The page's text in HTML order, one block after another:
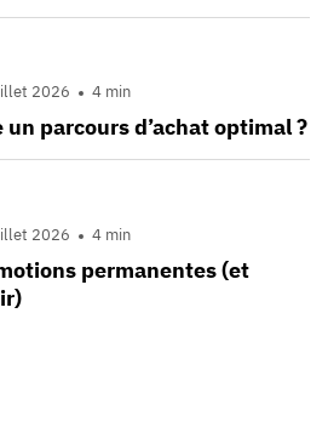
2026 4 min
parcours d’achat optimal ?
2026 4 min
permanentes (et